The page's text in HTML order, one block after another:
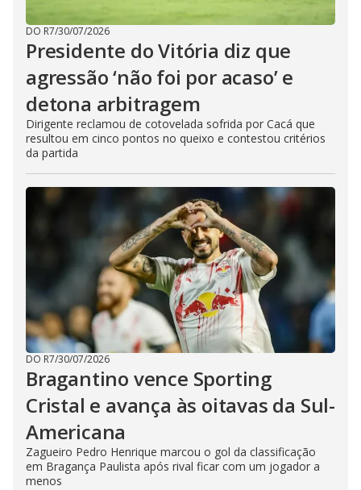
DO R7/30/07/2026
Presidente do Vitória diz que
agressão ‘não foi por acaso’ e
detona arbitragem
Dirigente reclamou de cotovelada sofrida por Cacá que
resultou em cinco pontos no queixo e contestou critérios
da partida
DO R7/30/07/2026
Bragantino vence Sporting
Cristal e avança às oitavas da Sul-
Americana
Zagueiro Pedro Henrique marcou o gol da classificação
em Bragança Paulista após rival ficar com um jogador a
menos